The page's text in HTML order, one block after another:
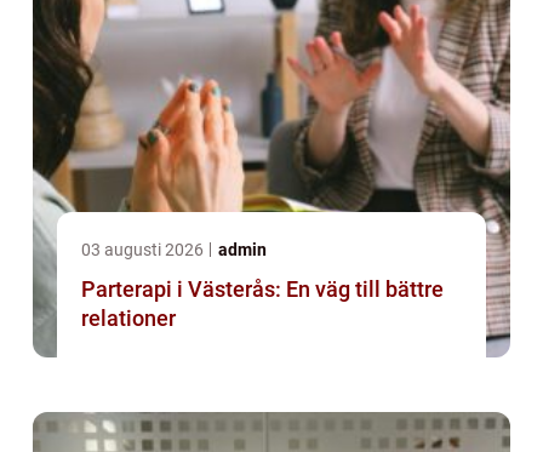
03 augusti 2026 admin
Parterapi i Västerås: En väg till bättre
relationer